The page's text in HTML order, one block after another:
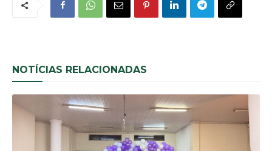
NOTÍCIAS RELACIONADAS